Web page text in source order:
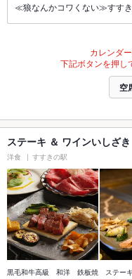
≪狼なんかコワくない≫すす
カレンダ
下記ボタンを押し
空
ステーキ ＆ ワインいしざき
洋食 すすきの駅
黒毛和牛高級 和洋 鉄板焼 ステーキ